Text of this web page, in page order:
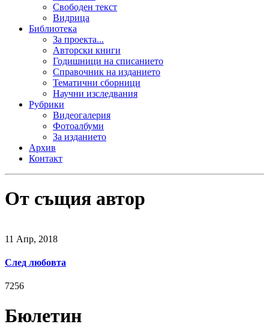
Свободен текст
Видрица
Библиотека
За проекта...
Авторски книги
Годишници на списанието
Справочник на изданието
Тематични сборници
Научни изследвания
Рубрики
Видеогалерия
Фотоалбуми
За изданието
Архив
Контакт
От същия автор
11 Апр, 2018
След любовта
7256
Бюлетин